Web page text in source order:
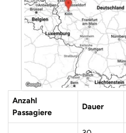
Anzahl
Passagiere
Dauer
Flensburg
Frankfurt am Main
Freiberg
Freiburg
Fulda